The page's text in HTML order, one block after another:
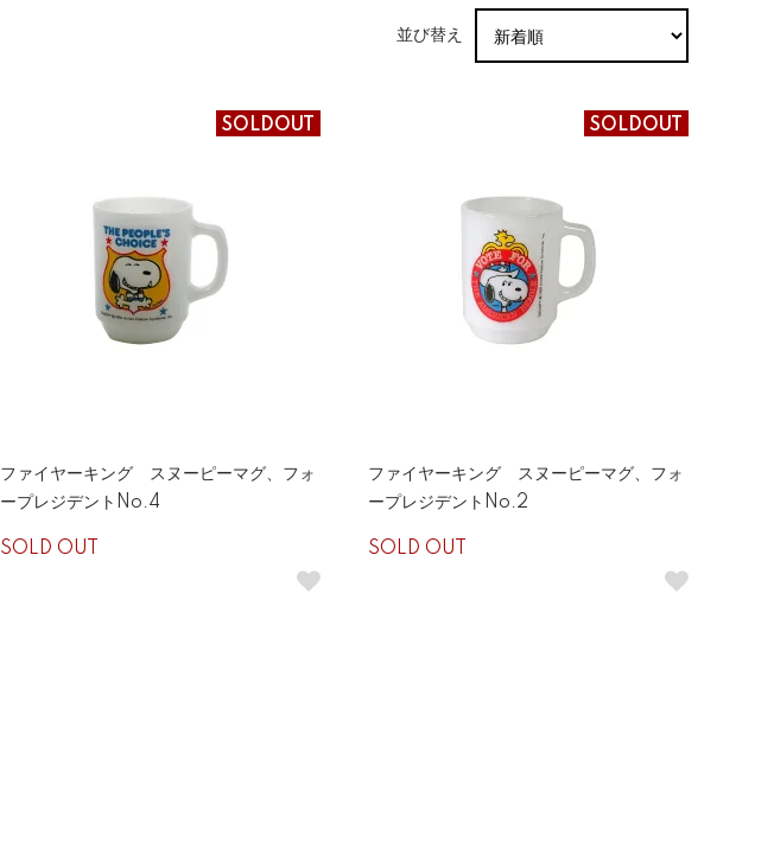
並び替え
SOLDOUT
ファイヤーキング スヌーピーマグ、フォ
ープレジデントNo.4
SOLD OUT
SOLDOUT
ファイヤーキング スヌーピーマグ、フォ
ープレジデントNo.2
SOLD OUT